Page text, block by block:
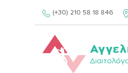
(+30) 210 58 18 846